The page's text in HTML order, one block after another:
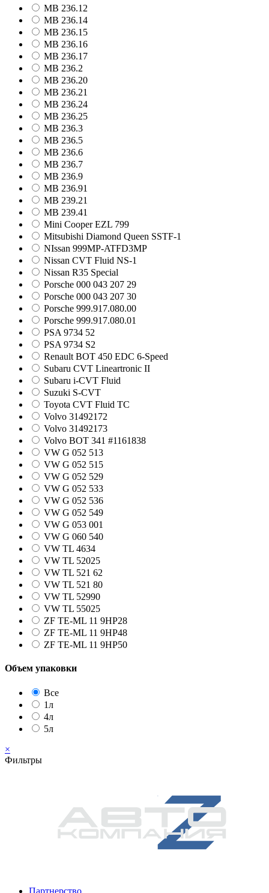
MB 236.12
MB 236.14
MB 236.15
MB 236.16
MB 236.17
MB 236.2
MB 236.20
MB 236.21
MB 236.24
MB 236.25
MB 236.3
MB 236.5
MB 236.6
MB 236.7
MB 236.9
MB 236.91
MB 239.21
MB 239.41
Mini Cooper EZL 799
Mitsubishi Diamond Queen SSTF-1
NIssan 999MP-ATFD3MP
Nissan CVT Fluid NS-1
Nissan R35 Special
Porsche 000 043 207 29
Porsche 000 043 207 30
Porsche 999.917.080.00
Porsche 999.917.080.01
PSA 9734 52
PSA 9734 S2
Renault BOT 450 EDC 6-Speed
Subaru CVT Lineartronic II
Subaru i-CVT Fluid
Suzuki S-CVT
Toyota CVT Fluid TC
Volvo 31492172
Volvo 31492173
Volvo BOT 341 #1161838
VW G 052 513
VW G 052 515
VW G 052 529
VW G 052 533
VW G 052 536
VW G 052 549
VW G 053 001
VW G 060 540
VW TL 4634
VW TL 52025
VW TL 521 62
VW TL 521 80
VW TL 52990
VW TL 55025
ZF TE-ML 11 9HP28
ZF TE-ML 11 9HP48
ZF TE-ML 11 9HP50
Объем упаковки
Все
1л
4л
5л
×
Фильтры
Партнерство